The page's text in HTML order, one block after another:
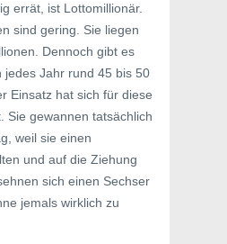
errät, ist Lottomillionär.
sind gering. Sie liegen
Dennoch gibt es
jedes Jahr rund 45 bis 50
Einsatz hat sich für diese
Sie gewannen tatsächlich
weil sie einen
und auf die Ziehung
sich einen Sechser
jemals wirklich zu